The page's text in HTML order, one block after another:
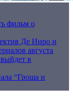
фильм о
Де Ниро и
августа
в
“Гроша и